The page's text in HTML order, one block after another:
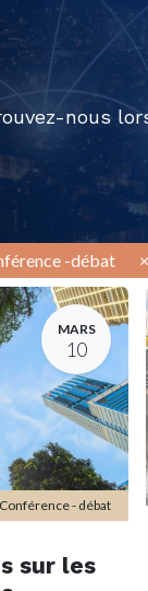
nous
-débat ×
MARS
10
sur les
Conférence - débat